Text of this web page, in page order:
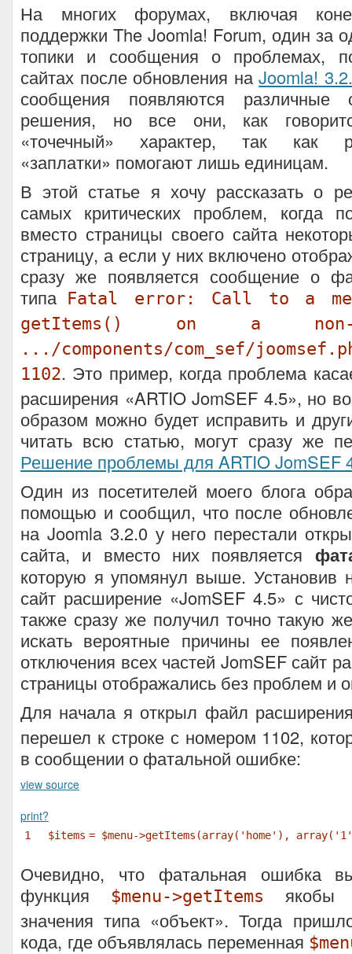
На многих форумах, включая
поддержки The Joomla! Forum, один за
топики и сообщения о проблемах,
сайтах после обновления наJoomla!
сообщения появляются
решения, но все они, как
«точечный» характер, так как
«заплатки» помогают лишь единицам.
В этой статье я хочу рассказать о
самых критических проблем, когда
вместо страницы своего сайта
страницу, а если у них включено
сразу же появляется сообщение о
типа Fatal error: Call to a
getItems() on a
.../components/com_sef/
1102. Это пример, когда проблема
расширения «ARTIO JomSEF 4.5», но
образом можно будет исправить и
читать всю статью, могут сразу же
Решение проблемы для ARTIO JomSEF
Один из посетителей моего блога
помощью и сообщил, что после
на Joomla 3.2.0 у него перестали
сайта, и вместо них появляется
которую я упомянул выше. Установив
сайт расширение «JomSEF 4.5» с
также сразу же получил точно такую
искать вероятные причины ее
отключения всех частей JomSEF сайт
страницы отображались без проблем и
Для начала я открыл файл
перешел к строке с номером 1102,
в сообщении о фатальной ошибке:
view source
print?
1 $items = $menu->getItems(array( 'home' ), array( '1'
Очевидно, что фатальная ошибка
функция
$menu->getItems
якобы
значения типа «объект». Тогда
кода, где объявлялась переменная